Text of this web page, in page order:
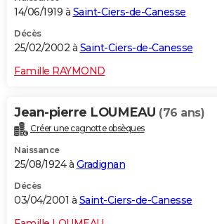
14/06/1919 à Saint-Ciers-de-Canesse
Décès
25/02/2002 à Saint-Ciers-de-Canesse
Famille RAYMOND
Jean-pierre LOUMEAU (76 ans)
Créer une cagnotte obsèques
Naissance
25/08/1924 à Gradignan
Décès
03/04/2001 à Saint-Ciers-de-Canesse